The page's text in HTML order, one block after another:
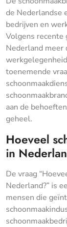
de Nederlandse
bedrijven en
Volgens recente
Nederland meer
toenemende
aan de
geheel.
Hoeveel
in
De vraag
Nederland?” is
mensen die